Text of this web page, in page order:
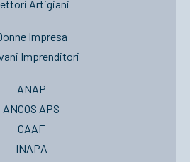
Artigiani
Impresa
Imprenditori
ANAP
ANCOS APS
CAAF
INAPA